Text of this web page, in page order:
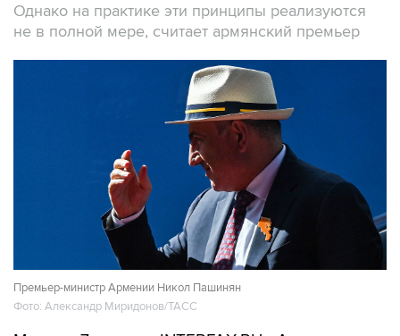
Однако на практике эти принципы реализуются
не в полной мере, считает армянский премьер
Премьер-министр Армении Никол Пашинян
Фото: Александр Миридонов/ТАСС